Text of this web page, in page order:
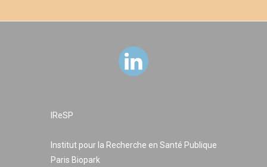
IReSP
Institut pour la Recherche en Santé Publique
Paris Biopark